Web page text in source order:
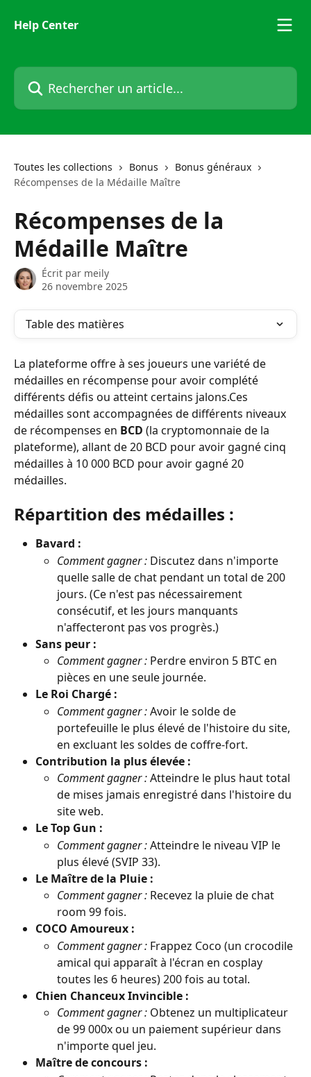
Help Center
Rechercher un article...
Toutes les collections Bonus
Bonus généraux
Récompenses de la Médaille Maître
Récompenses de la
Médaille Maître
Écrit par meily
26 novembre 2025
Table des matières
La plateforme offre à ses joueurs une variété de
médailles en récompense pour avoir complété
différents défis ou atteint certains jalons.Ces
médailles sont accompagnées de différents niveaux
de récompenses en BCD (la cryptomonnaie de la
plateforme), allant de 20 BCD pour avoir gagné cinq
médailles à 10 000 BCD pour avoir gagné 20
médailles.
Répartition des médailles :
Bavard :
Comment gagner : Discutez dans n'importe
quelle salle de chat pendant un total de 200
jours. (Ce n'est pas nécessairement
consécutif, et les jours manquants
n'affecteront pas vos progrès.)
Sans peur :
Comment gagner : Perdre environ 5 BTC en
pièces en une seule journée.
Le Roi Chargé :
Comment gagner : Avoir le solde de
portefeuille le plus élevé de l'histoire du site,
en excluant les soldes de coffre-fort.
Contribution la plus élevée :
Comment gagner : Atteindre le plus haut total
de mises jamais enregistré dans l'histoire du
site web.
Le Top Gun :
Comment gagner : Atteindre le niveau VIP le
plus élevé (SVIP 33).
Le Maître de la Pluie :
Comment gagner : Recevez la pluie de chat
room 99 fois.
COCO Amoureux :
Comment gagner : Frappez Coco (un crocodile
amical qui apparaît à l'écran en cosplay
toutes les 6 heures) 200 fois au total.
Chien Chanceux Invincible :
Comment gagner : Obtenez un multiplicateur
de 99 000x ou un paiement supérieur dans
n'importe quel jeu.
Maître de concours :